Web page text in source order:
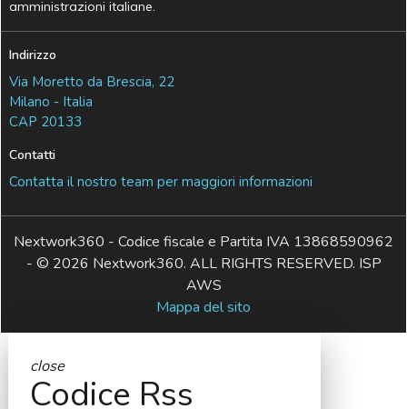
amministrazioni italiane.
Indirizzo
Via Moretto da Brescia, 22
Milano - Italia
CAP 20133
Contatti
Contatta il nostro team per maggiori informazioni
Nextwork360 - Codice fiscale e Partita IVA 13868590962
- © 2026 Nextwork360. ALL RIGHTS RESERVED. ISP
AWS
Mappa del sito
close
Codice Rss